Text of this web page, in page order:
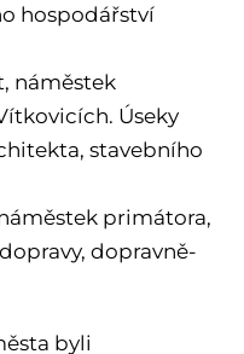
hospodářství
náměstek
Úseky
stavebního
primátora,
dopravně-
byli